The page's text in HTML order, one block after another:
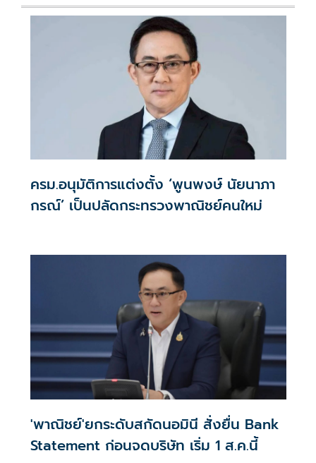
ครม.อนุมัติการแต่งตั้ง ‘พูนพงษ์ นัยนาภา
กรณ์’ เป็นปลัดกระทรวงพาณิชย์คนใหม่
'พาณิชย์'ยกระดับสกัดนอมินี สั่งยื่น Bank
Statement ก่อนจดบริษัท เริ่ม 1 ส.ค.นี้